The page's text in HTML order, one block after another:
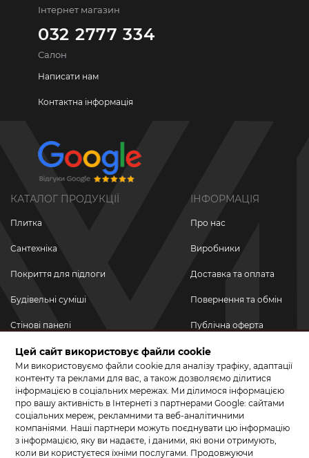
Інтернет магазин
032 2777 334
Салон
Написати нам
Контактна інформація
КАТАЛОГ ПРОДУКЦІЇ
Плитка
Сантехніка
Покриття для підлоги
Будівельні суміші
Стінові панелі
Новинки
Акційні товари
Акції/Знижки
ІНФОРМАЦІЯ
Про нас
Виробники
Доставка та оплата
Повернення та обмін
Публічна оферта
Політика
конфіденційності
ПРИЄДНУЙТЕСЬ ДО НАС У СОЦМЕРЕЖАХ
Цей сайт використовує файли cookie
Ми використовуємо файли cookie для аналізу трафіку, адаптації
контенту та реклами для вас, а також дозволяємо ділитися
інформацією в соціальних мережах. Ми ділимося інформацією
про вашу активність в Інтернеті з партнерами Google: сайтами
соціальних мереж, рекламними та веб-аналітичними
компаніями. Наші партнери можуть поєднувати цю інформацію
з інформацією, яку ви надаєте, і даними, які вони отримують,
коли ви користуєтеся їхніми послугами. Продовжуючи